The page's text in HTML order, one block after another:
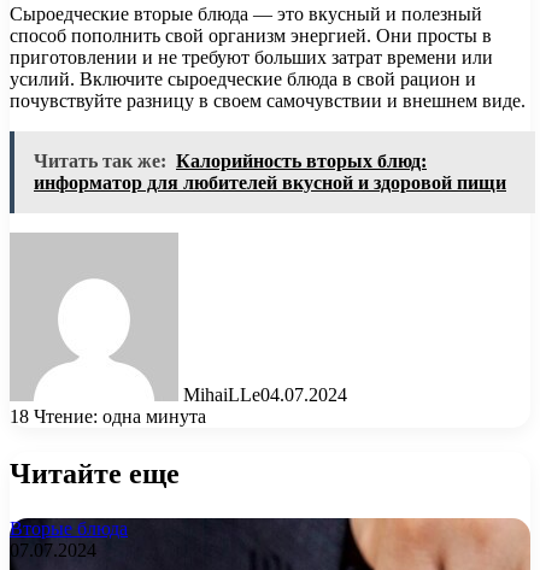
Сыроедческие вторые блюда — это вкусный и полезный
способ пополнить свой организм энергией. Они просты в
приготовлении и не требуют больших затрат времени или
усилий. Включите сыроедческие блюда в свой рацион и
почувствуйте разницу в своем самочувствии и внешнем виде.
Читать так же: Калорийность вторых блюд:
информатор для любителей вкусной и здоровой пищи
MihaiLLe04.07.2024
18 Чтение: одна минута
Читайте еще
Вторые блюда
07.07.2024